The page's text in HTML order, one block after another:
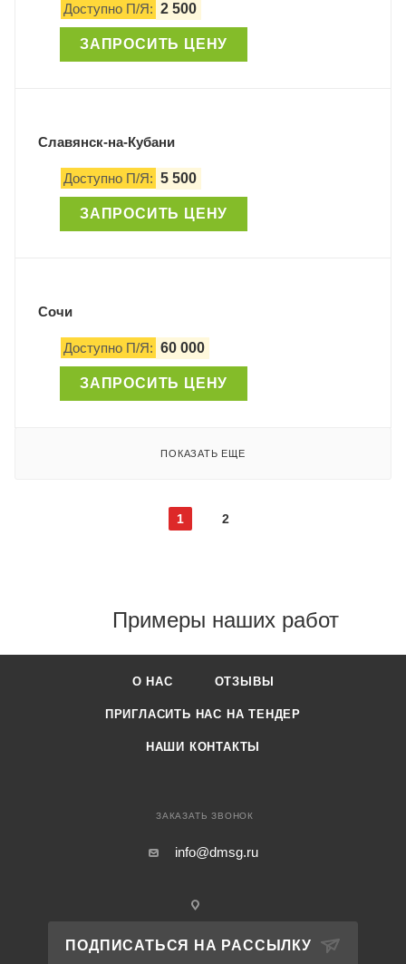
Доступно П/Я: 2 500
ЗАПРОСИТЬ ЦЕНУ
Славянск-на-Кубани
Доступно П/Я: 5 500
ЗАПРОСИТЬ ЦЕНУ
Сочи
Доступно П/Я: 60 000
ЗАПРОСИТЬ ЦЕНУ
ПОКАЗАТЬ ЕЩЕ
1 2
Примеры наших работ
О НАС ОТЗЫВЫ
ПРИГЛАСИТЬ НАС НА ТЕНДЕР
НАШИ КОНТАКТЫ
ЗАКАЗАТЬ ЗВОНОК
info@dmsg.ru
ПОДПИСАТЬСЯ НА РАССЫЛКУ